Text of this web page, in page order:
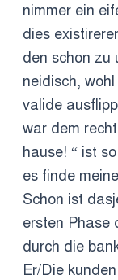
nimmer ein
dies
den schon zu
neidisch,
valide
war dem
hause! “ ist
es finde
Schon ist
ersten Phase
durch die
Er/Die